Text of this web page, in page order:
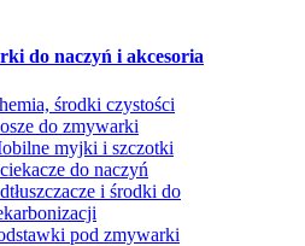
do naczyń i akcesoria
środki czystości
do zmywarki
myjki i szczotki
do naczyń
i środki do
pod zmywarki